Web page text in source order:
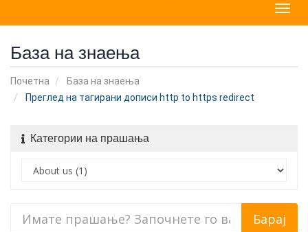
База на знаења
Почетна
База на знаења
Преглед на тагирани дописи http to https redirect
Категории на прашања